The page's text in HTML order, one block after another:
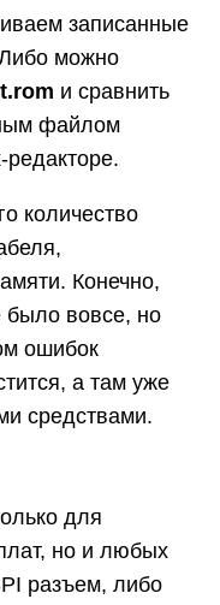
записанные
можно
и сравнить
файлом
количество
Конечно,
было вовсе, но
ошибок
а там уже
средствами.
для
но и любых
разъем, либо